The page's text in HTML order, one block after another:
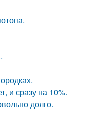
и сразу на 10%.
долго.